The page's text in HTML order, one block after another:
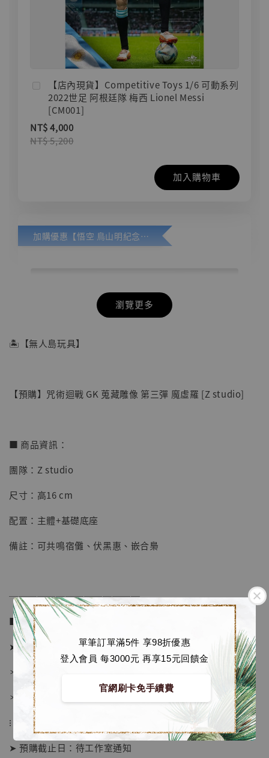
單筆訂單滿5件 享98折優惠
登入會員 每3000元 再享15元回饋金
官網刷卡免手續費
【店內現貨】Competitive Toys 1/6 可動系列
2022世足 阿根廷隊 梅西 Lionel Messi
[CM001]
NT$ 4,000
NT$ 5,200
加入購物車
加購優惠【悟空 鳥山明紀念款 [奇蹟工作室]】
【店內現貨】七龍珠 系列蒐藏雕像 悟空 鳥山
NT$ 4,280
NT$ 5,580
加購優惠【海賊王 布魯克達摩 [7STARS Studio]】
瀏覽更多
🏝【無人島玩具】
【預購】咒術迴戰 GK 蒐藏雕像 第三彈 魔虛羅 [Z studio]
■ 商品資訊：
團隊：Z studio
尺寸：高16 cm
配置：主體+基礎底座
備註：可共鳴宿儺、伏黑惠、嵌合梟
──────────────
■ 販售資訊 (NT$)：
➤ 價格 2280元 (訂金980)
＊ 國際運費另計
＊ 刷卡免手續費
⁝
➤ 預購截止日：待工作室通知